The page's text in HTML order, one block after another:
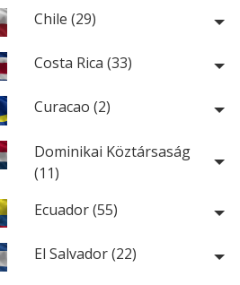
Chile (29)
Costa Rica (33)
Curacao (2)
Dominikai Köztársaság
(11)
Ecuador (55)
El Salvador (22)